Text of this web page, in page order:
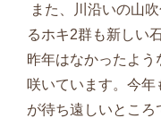
また、川沿いの山
るホキ2群も新しい
昨年はなかったよう
咲いています。今
が待ち遠しいところ